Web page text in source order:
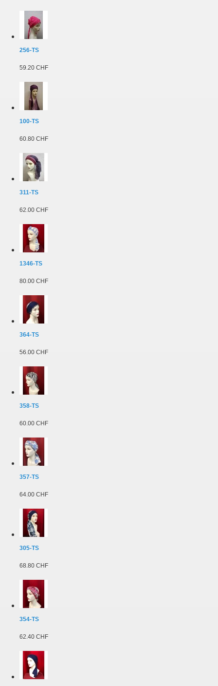
256-TS
59.20 CHF
100-TS
60.80 CHF
311-TS
62.00 CHF
1346-TS
80.00 CHF
364-TS
56.00 CHF
358-TS
60.00 CHF
357-TS
64.00 CHF
305-TS
68.80 CHF
354-TS
62.40 CHF